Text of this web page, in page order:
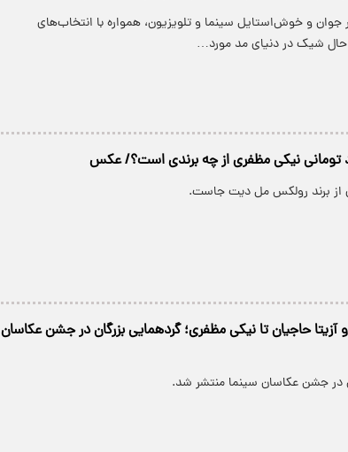
جوان و خوش‌استایل سینما و تلویزیون، همواره با انتخاب‌های
شیک در دنیای مد مورد…
تومانی نیکی مظفری از چه برندی است؟/ عکس
از برند رولکس مل دیت جاست.
و آزیتا حاجیان تا نیکی مظفری؛ گردهمایی بزرگان در جشن عکاسان
در جشن عکاسان سینما منتشر شد.